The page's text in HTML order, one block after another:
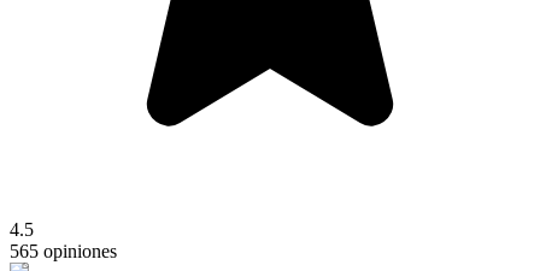
4.5
565 opiniones